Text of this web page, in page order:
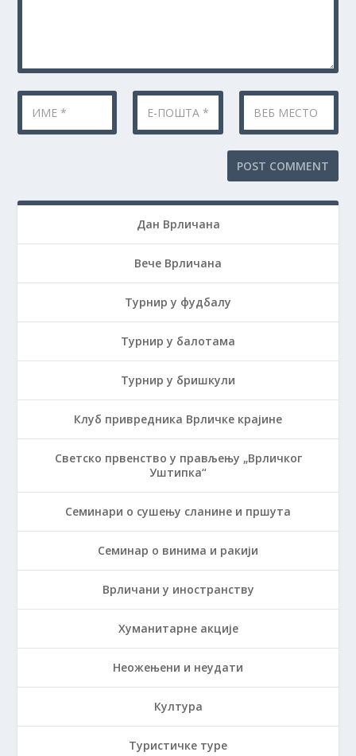
Дан Врличана
Вече Врличана
Турнир у фудбалу
Турнир у балотама
Турнир у бришкули
Клуб привредника Врличке крајине
Светско првенство у прављењу „Врличког
Уштипка“
Семинари о сушењу сланине и пршута
Семинар о винима и ракији
Врличани у иностранству
Хуманитарне акције
Неожењени и неудати
Култура
Туристичке туре